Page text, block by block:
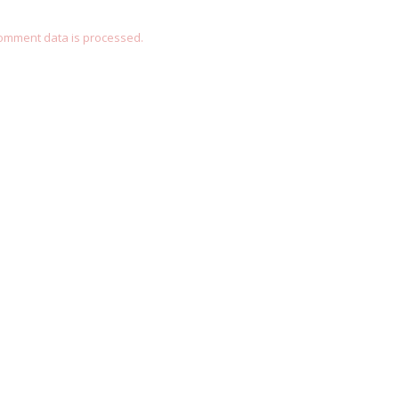
data is processed.